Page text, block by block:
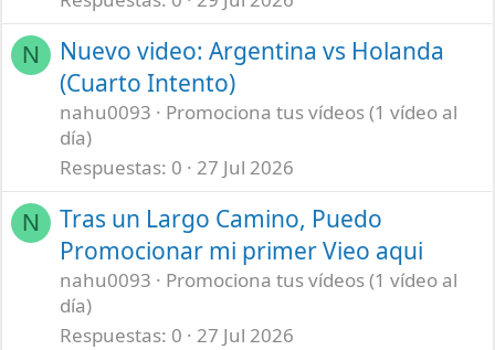
N
Nuevo video: Argentina vs Holanda
(Cuarto Intento)
nahu0093
Promociona tus vídeos (1 vídeo al
día)
Respuestas 0 27 Jul 2026
N
Tras un Largo Camino, Puedo
Promocionar mi primer Vieo aqui
nahu0093
Promociona tus vídeos (1 vídeo al
día)
Respuestas 0 27 Jul 2026